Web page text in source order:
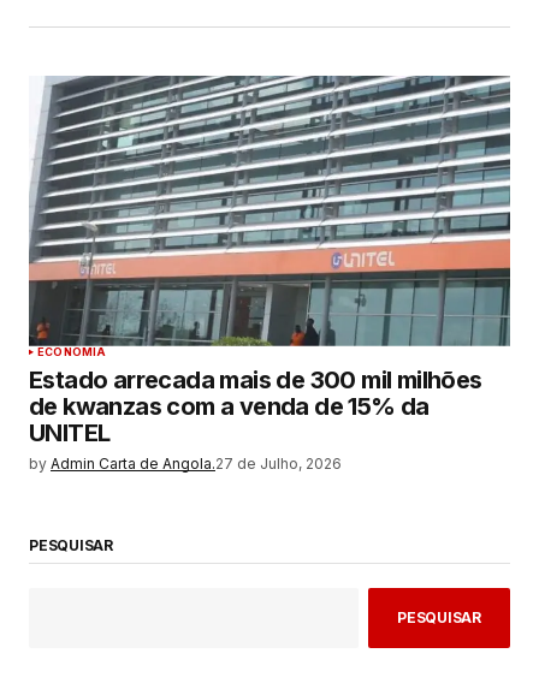
ECONOMIA
Estado arrecada mais de 300 mil milhões
de kwanzas com a venda de 15% da
UNITEL
by Admin Carta de Angola.27 de Julho, 2026
PESQUISAR
PESQUISAR